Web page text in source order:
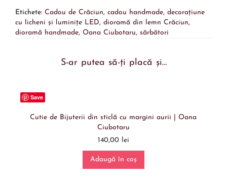
Etichete: Cadou de Crăciun, cadou handmade, decorațiune
cu licheni și luminițe LED, dioramă din lemn Crăciun,
dioramă handmade, Oana Ciubotaru, sărbători
S-ar putea să-ți placă și…
Save
Cutie de Bijuterii din sticlă cu margini aurii | Oana
Ciubotaru
140,00 lei
Adaugă în coș